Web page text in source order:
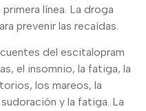
línea. La droga
prevenir las recaídas.
del escitalopram
el insomnio, la fatiga, la
los mareos, la
y la fatiga. La